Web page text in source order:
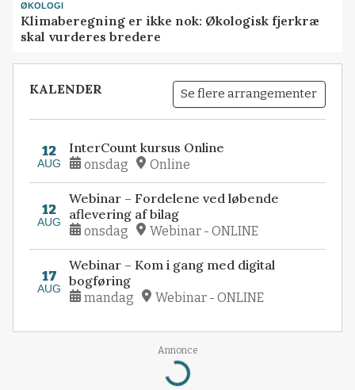
ØKOLOGI
Klimaberegning er ikke nok: Økologisk fjerkræ
skal vurderes bredere
KALENDER Se flere arrangementer
12
AUG
InterCount kursus Online
onsdag Online
12
AUG
Webinar – Fordelene ved løbende
aflevering af bilag
onsdag Webinar - ONLINE
17
AUG
Webinar – Kom i gang med digital
bogføring
mandag Webinar - ONLINE
Annonce
Loading...